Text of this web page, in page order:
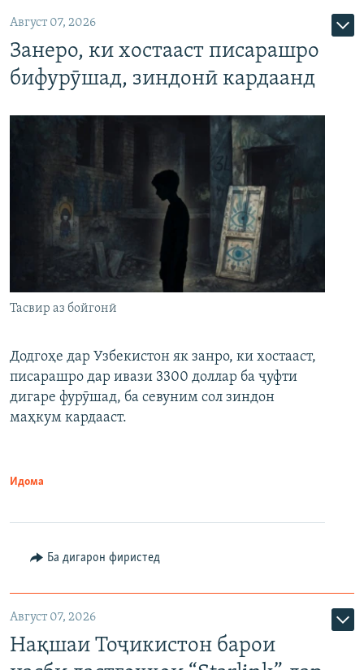
Август 07, 2026
Занеро, ки хостааст писарашро
бифурӯшад, зиндонӣ кардаанд
Тасвир аз бойгонӣ
Додгоҳе дар Узбекистон як занро, ки хостааст,
писарашро дар ивази 3300 доллар ба ҷуфти
дигаре фурӯшад, ба севуним сол зиндон
маҳкум кардааст.
Идома
Ба дигарон фиристед
Август 07, 2026
Нақшаи Тоҷикистон барои